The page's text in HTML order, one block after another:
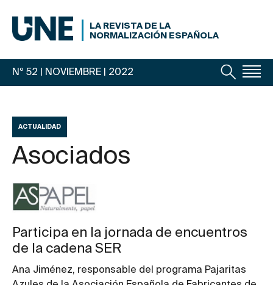
LA REVISTA DE LA
NORMALIZACIÓN ESPAÑOLA
Nº 52 | NOVIEMBRE | 2022
ACTUALIDAD
Asociados
Participa en la jornada de encuentros
de la cadena SER
Ana Jiménez, responsable del programa Pajaritas